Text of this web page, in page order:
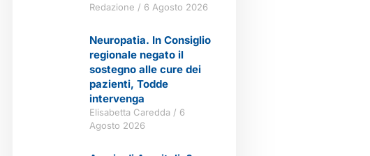
Redazione 6 Agosto 2026
Neuropatia. In Consiglio
regionale negato il
sostegno alle cure dei
pazienti, Todde
intervenga
Elisabetta Caredda
6
Agosto 2026